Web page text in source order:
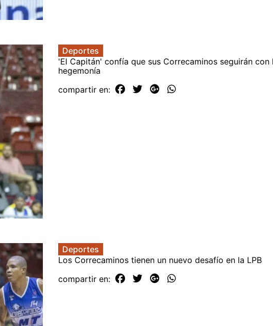
Deportes
'El Capitán' confía que sus Correcaminos seguirán con
hegemonía
compartir en:
Deportes
Los Correcaminos tienen un nuevo desafío en la LPB
compartir en: